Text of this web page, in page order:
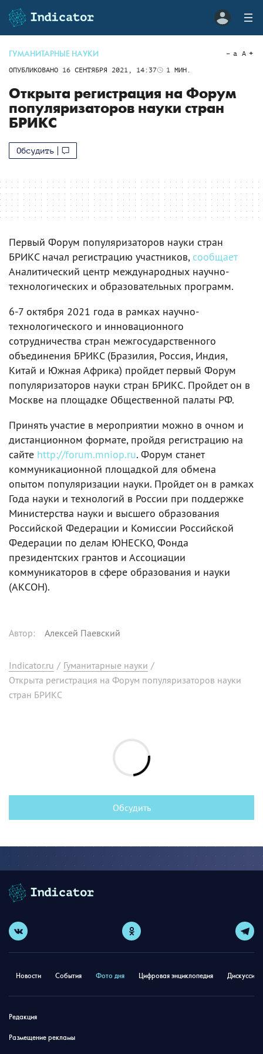
ГУМАНИТАРНЫЕ НАУКИ
ОПУБЛИКОВАНО 16 СЕНТЯБРЯ 2021, 14:37 1 МИН.
a A
Открыта регистрация на Форум
популяризаторов науки стран
БРИКС
Обсудить
Первый Форум популяризаторов науки стран
БРИКС начал регистрацию участников, сообщает
Аналитический центр международных научно-
технологических и образовательных программ.
6-7 октября 2021 года в рамках научно-
технологического и инновационного
сотрудничества стран межгосударственного
объединения БРИКС (Бразилия, Россия, Индия,
Китай и Южная Африка) пройдет первый Форум
популяризаторов науки стран БРИКС. Пройдет он в
Москве на площадке Общественной палаты РФ.
Принять участие в мероприятии можно в очном и
дистанционном формате, пройдя регистрацию на
сайте http://forum.mniop.ru. Форум станет
коммуникационной площадкой для обмена
опытом популяризации науки. Пройдет он в рамках
Года науки и технологий в России при поддержке
Министерства науки и высшего образования
Российской Федерации и Комиссии Российской
Федерации по делам ЮНЕСКО, Фонда
президентских грантов и Ассоциации
коммуникаторов в сфере образования и науки
(АКСОН).
Автор: Алексей Паевский
Indicator.ru / Гуманитарные науки /
Открыта регистрация на Форум популяризаторов науки
стран БРИКС
Обсудить
Новости События Фото дня Цифровая энциклопедия
Редакция
Размещение рекламы